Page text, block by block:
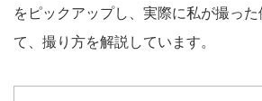
をピックアップし、実際に私が撮っ
て、撮り方を解説しています。